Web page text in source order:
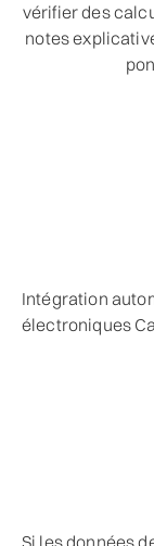
vérifier des
notes
Intégration
électroniques